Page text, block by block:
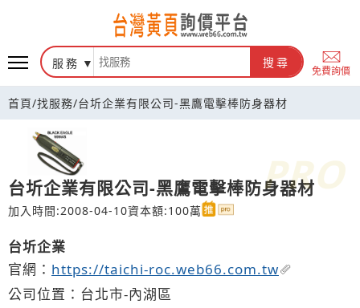
台灣黃頁詢價平台
服務 搜尋
免費詢價
首頁/找服務/台圻企業有限公司-黑鷹電擊棒防身器材
台圻企業有限公司-黑鷹電擊棒防身器材
加入時間:2008-04-10資本額:100萬
台圻企業
官網： https://taichi-roc.web66.com.tw
公司位置：台北市-內湖區